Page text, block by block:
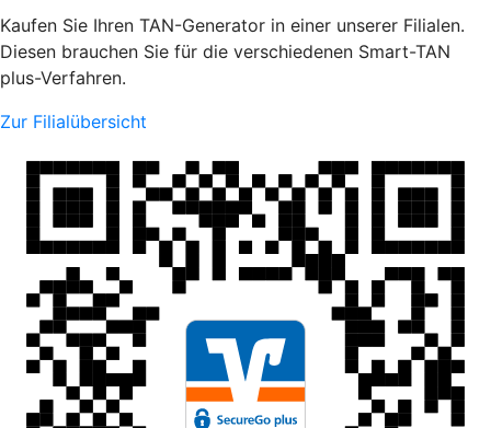
Kaufen Sie Ihren TAN-Generator in einer unserer Filialen.
Diesen brauchen Sie für die verschiedenen Smart-TAN
plus-Verfahren.
Zur Filialübersicht